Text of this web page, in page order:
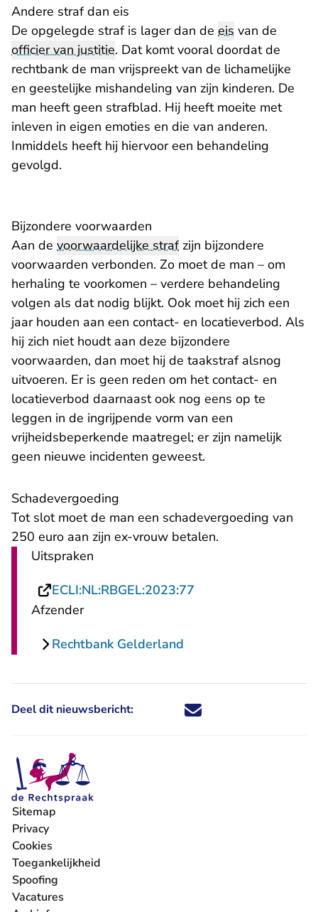
Andere straf dan eis
De opgelegde straf is lager dan de eis van de
officier van justitie. Dat komt vooral doordat de
rechtbank de man vrijspreekt van de lichamelijke
en geestelijke mishandeling van zijn kinderen. De
man heeft geen strafblad. Hij heeft moeite met
inleven in eigen emoties en die van anderen.
Inmiddels heeft hij hiervoor een behandeling
gevolgd.
Bijzondere voorwaarden
Aan de voorwaardelijke strafzijn bijzondere
voorwaarden verbonden. Zo moet de man – om
herhaling te voorkomen – verdere behandeling
volgen als dat nodig blijkt. Ook moet hij zich een
jaar houden aan een contact- en locatieverbod. Als
hij zich niet houdt aan deze bijzondere
voorwaarden, dan moet hij de taakstraf alsnog
uitvoeren. Er is geen reden om het contact- en
locatieverbod daarnaast ook nog eens op te
leggen in de ingrijpende vorm van een
vrijheidsbeperkende maatregel; er zijn namelijk
geen nieuwe incidenten geweest.
Schadevergoeding
Tot slot moet de man een schadevergoeding van
250 euro aan zijn ex-vrouw betalen.
Uitspraken
ECLI:NL:RBGEL:2023:77
Afzender
Rechtbank Gelderland
Deel dit nieuwsbericht: Deel dit nieuwsbericht via X -
Deel dit nieuwsbericht via
Deel dit nieuwsbericht
Deel dit
Sitemap
Privacy
Cookies
Toegankelijkheid
Spoofing
Vacatures
- U verlaat Rechtspraak.nl